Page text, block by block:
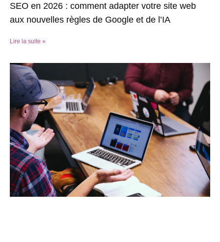
SEO en 2026 : comment adapter votre site web
aux nouvelles règles de Google et de l’IA
Lire la suite »